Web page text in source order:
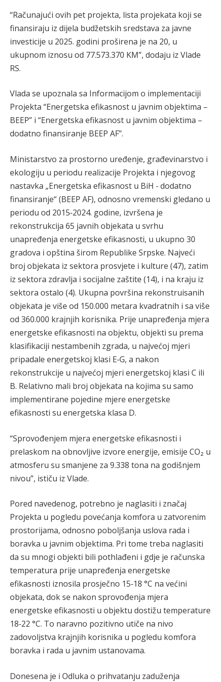
“Računajući ovih pet projekta, lista projekata koji se
finansiraju iz dijela budžetskih sredstava za javne
investicije u 2025. godini proširena je na 20, u
ukupnom iznosu od 77.573.370 KM”, dodaju iz Vlade
RS.
Vlada se upoznala sa Informacijom o implementaciji
Projekta “Energetska efikasnost u javnim objektima –
BEEP” i “Energetska efikasnost u javnim objektima –
dodatno finansiranje BEEP AF”.
Ministarstvo za prostorno uređenje, građevinarstvo i
ekologiju u periodu realizacije Projekta i njegovog
nastavka „Energetska efikasnost u BiH ‐ dodatno
finansiranje“ (BEEP AF), odnosno vremenski gledano u
periodu od 2015‐2024. godine, izvršena je
rekonstrukcija 65 javnih objekata u svrhu
unapređenja energetske efikasnosti, u ukupno 30
gradova i opština širom Republike Srpske. Najveći
broj objekata iz sektora prosvjete i kulture (47), zatim
iz sektora zdravlja i socijalne zaštite (14), i na kraju iz
sektora ostalo (4). Ukupna površina rekonstruisanih
objekata je više od 150.000 metara kvadratnih i sa više
od 360.000 krajnjih korisnika. Prije unapređenja mjera
energetske efikasnosti na objektu, objekti su prema
klasifikaciji nestambenih zgrada, u najvećoj mjeri
pripadale energetskoj klasi E‐G, a nakon
rekonstrukcije u najvećoj mjeri energetskoj klasi C ili
B. Relativno mali broj objekata na kojima su samo
implementirane pojedine mjere energetske
efikasnosti su energetska klasa D.
“Sprovođenjem mjera energetske efikasnosti i
prelaskom na obnovljive izvore energije, emisije CO₂ u
atmosferu su smanjene za 9.338 tona na godišnjem
nivou”, ističu iz Vlade.
Pored navedenog, potrebno je naglasiti i značaj
Projekta u pogledu povećanja komfora u zatvorenim
prostorijama, odnosno poboljšanja uslova rada i
boravka u javnim objektima. Pri tome treba naglasiti
da su mnogi objekti bili pothlađeni i gdje je računska
temperatura prije unapređenja energetske
efikasnosti iznosila prosječno 15‐18 °C na većini
objekata, dok se nakon sprovođenja mjera
energetske efikasnosti u objektu dostižu temperature
18‐22 °C. To naravno pozitivno utiče na nivo
zadovoljstva krajnjih korisnika u pogledu komfora
boravka i rada u javnim ustanovama.
Donesena je i Odluka o prihvatanju zaduženja